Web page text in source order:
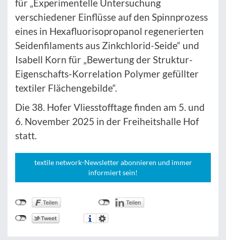
für „Experimentelle Untersuchung
verschiedener Einflüsse auf den Spinnprozess
eines in Hexafluorisopropanol regenerierten
Seidenfilaments aus Zinkchlorid-Seide“ und
Isabell Korn für „Bewertung der Struktur-
Eigenschafts-Korrelation Polymer gefüllter
textiler Flächengebilde“.
Die 38. Hofer Vliesstofftage finden am 5. und
6. November 2025 in der Freiheitshalle Hof
statt.
textile network-Newsletter abonnieren und immer
informiert sein!